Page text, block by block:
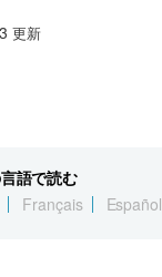
更新
語で読む
Français Español